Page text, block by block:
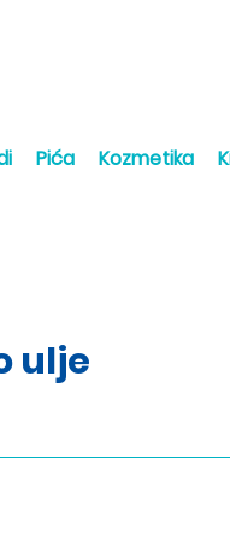
Pića Kozmetika
ulje